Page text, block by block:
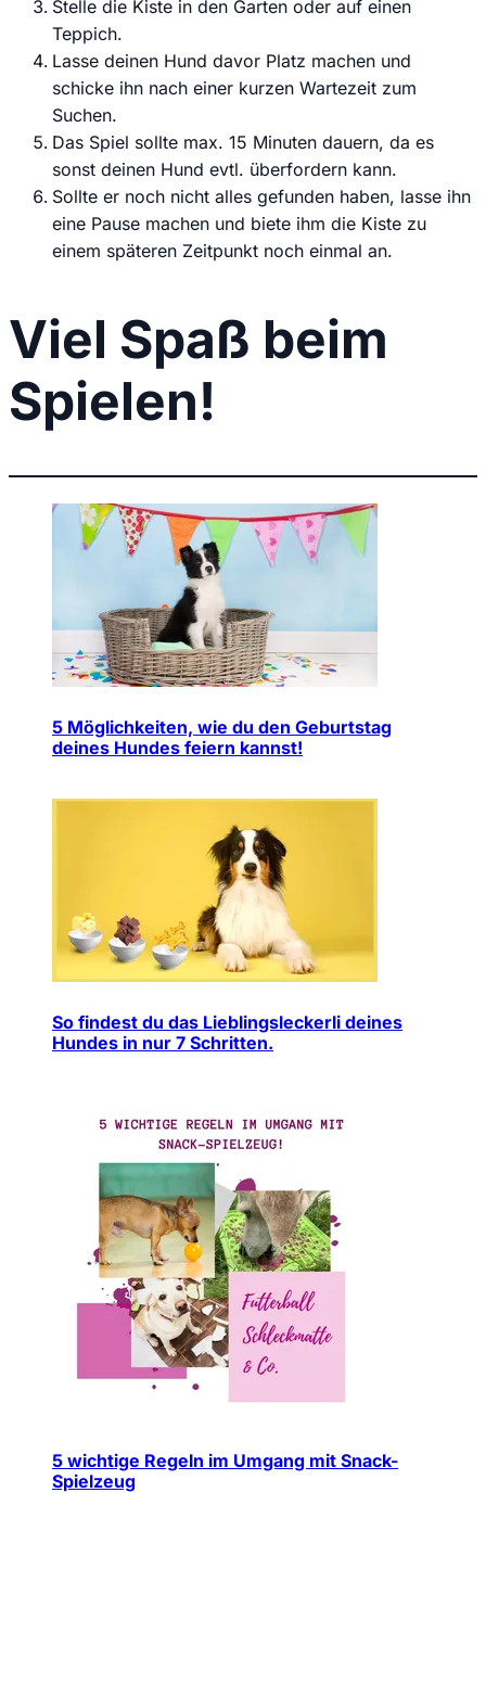
Stelle die Kiste in den Garten oder auf einen
Teppich.
Lasse deinen Hund davor Platz machen und
schicke ihn nach einer kurzen Wartezeit zum
Suchen.
Das Spiel sollte max. 15 Minuten dauern, da es
sonst deinen Hund evtl. überfordern kann.
Sollte er noch nicht alles gefunden haben, lasse ihn
eine Pause machen und biete ihm die Kiste zu
einem späteren Zeitpunkt noch einmal an.
Viel Spaß beim
Spielen!
5 Möglichkeiten, wie du den Geburtstag
deines Hundes feiern kannst!
So findest du das Lieblingsleckerli deines
Hundes in nur 7 Schritten.
5 wichtige Regeln im Umgang mit Snack-
Spielzeug